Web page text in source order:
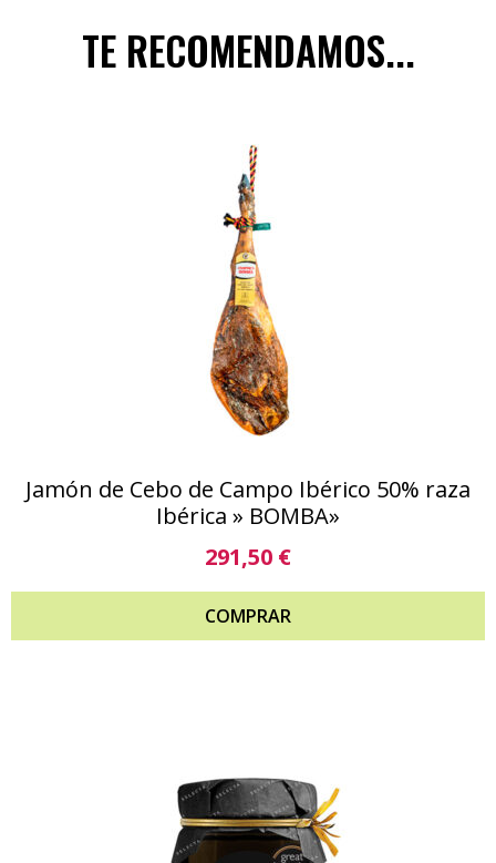
TE RECOMENDAMOS...
Jamón de Cebo de Campo Ibérico 50% raza
Ibérica » BOMBA»
291,50 €
COMPRAR